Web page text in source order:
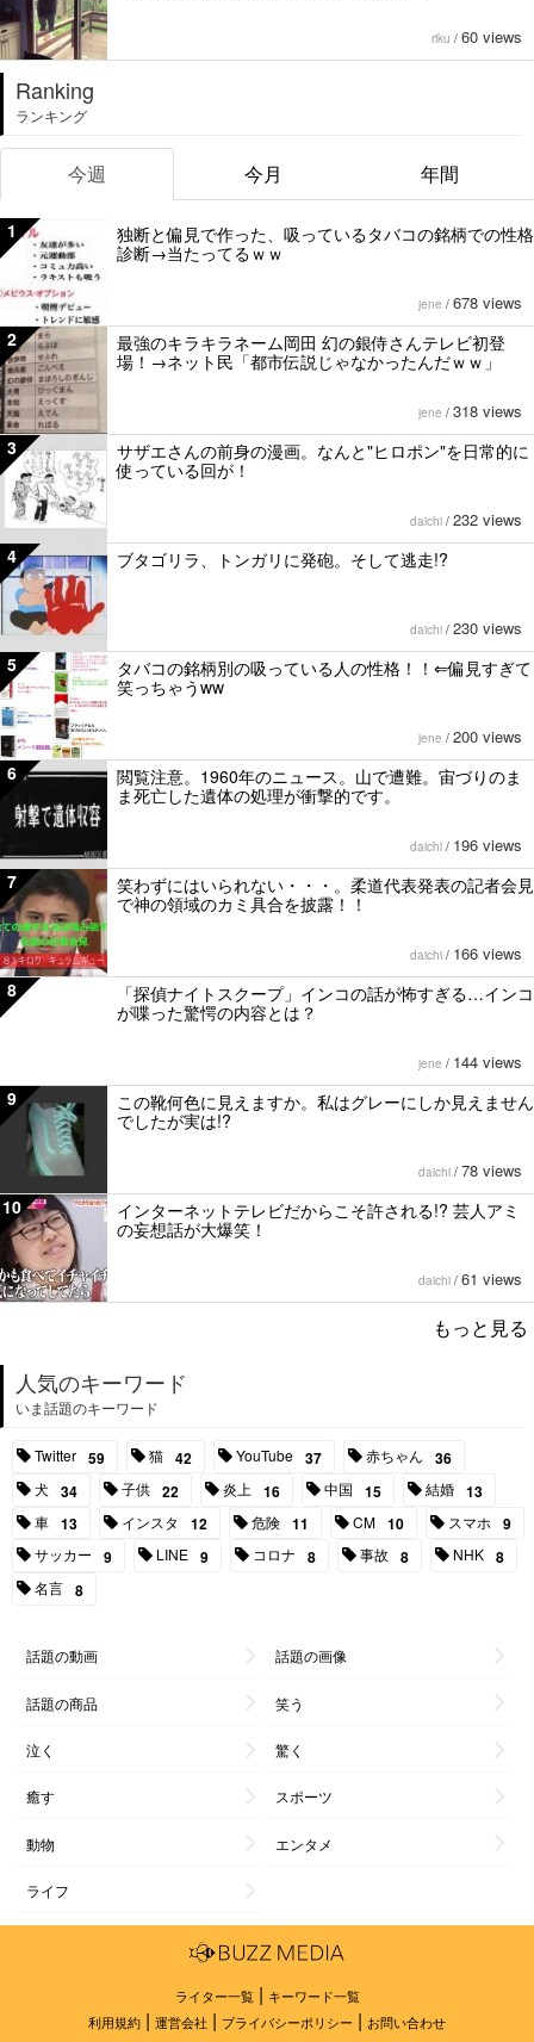
riku / 60 views
Ranking
ランキング
今週 今月 年間
1
独断と偏見で作った、吸っているタバコの銘柄での性格
診断→当たってるｗｗ
jene / 678 views
2
最強のキラキラネーム岡田 幻の銀侍さんテレビ初登
場！→ネット民「都市伝説じゃなかったんだｗｗ」
jene / 318 views
3
サザエさんの前身の漫画。なんと"ヒロポン"を日常的に
使っている回が！
daichi / 232 views
4 ブタゴリラ、トンガリに発砲。そして逃走!?
daichi / 230 views
5
タバコの銘柄別の吸っている人の性格！！⇐偏見すぎて
笑っちゃうww
jene / 200 views
6
閲覧注意。1960年のニュース。山で遭難。宙づりのま
ま死亡した遺体の処理が衝撃的です。
daichi / 196 views
7
笑わずにはいられない・・・。柔道代表発表の記者会見
で神の領域のカミ具合を披露！！
daichi / 166 views
8
「探偵ナイトスクープ」インコの話が怖すぎる…インコ
が喋った驚愕の内容とは？
jene / 144 views
9
この靴何色に見えますか。私はグレーにしか見えません
でしたが実は!?
daichi / 78 views
10
インターネットテレビだからこそ許される!? 芸人アミ
の妄想話が大爆笑！
daichi / 61 views
もっと見る
人気のキーワード
いま話題のキーワード
Twitter 59 猫 42 YouTube 37 赤ちゃん 36
犬 34 子供 22 炎上 16 中国 15 結婚 13
車 13 インスタ 12 危険 11 CM 10 スマホ 9
サッカー 9 LINE 9 コロナ 8 事故 8 NHK 8
名言 8
話題の動画 話題の画像
話題の商品 笑う
泣く 驚く
癒す スポーツ
動物 エンタメ
ライフ
ライター一覧| キーワード一覧
利用規約 | 運営会社 | プライバシーポリシー | お問い合わせ